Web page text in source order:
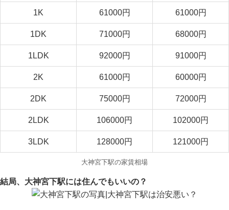
1K 61000円 61000円
1DK 71000円 68000円
1LDK 92000円 91000円
2K 61000円 60000円
2DK 75000円 72000円
2LDK 106000円 102000円
3LDK 128000円 121000円
大神宮下駅の家賃相場
結局、大神宮下駅には住んでもいいの？